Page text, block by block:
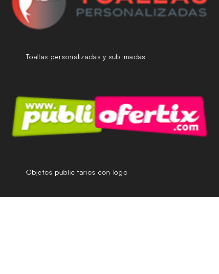
Toallas personalizadas y sublimadas
Objetos publicitarios con logo